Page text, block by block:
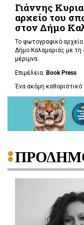
Γιάννης
αρχείο του
στον Δήμο
Το φωτογραφικό
Δήμο Καλαμαριάς με τη
μέριμνα.
Επιμέλεια: Book Press
Ένα ακόμη καθοριστικό